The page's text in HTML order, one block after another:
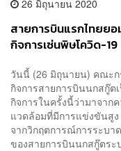
26 มิถุนายน 2020
สายการบินแรกไทยยอ
กิจการเซ่นพิษโควิด-19
วันนี้ (26 มิถุนายน) คณะ
กิจการสายการบินนกสกู๊ต
กิจการในครั้งนี้ว่ามาจาก
แวดล้อมที่มีการแข่งขันสูง
จากวิกฤตการณ์การระบ
ของสายการบินนกสกู๊ตระ